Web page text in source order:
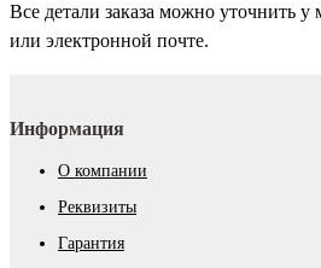
Все детали заказа можно уточнить
или электронной почте.
Информация
О компании
Реквизиты
Гарантия